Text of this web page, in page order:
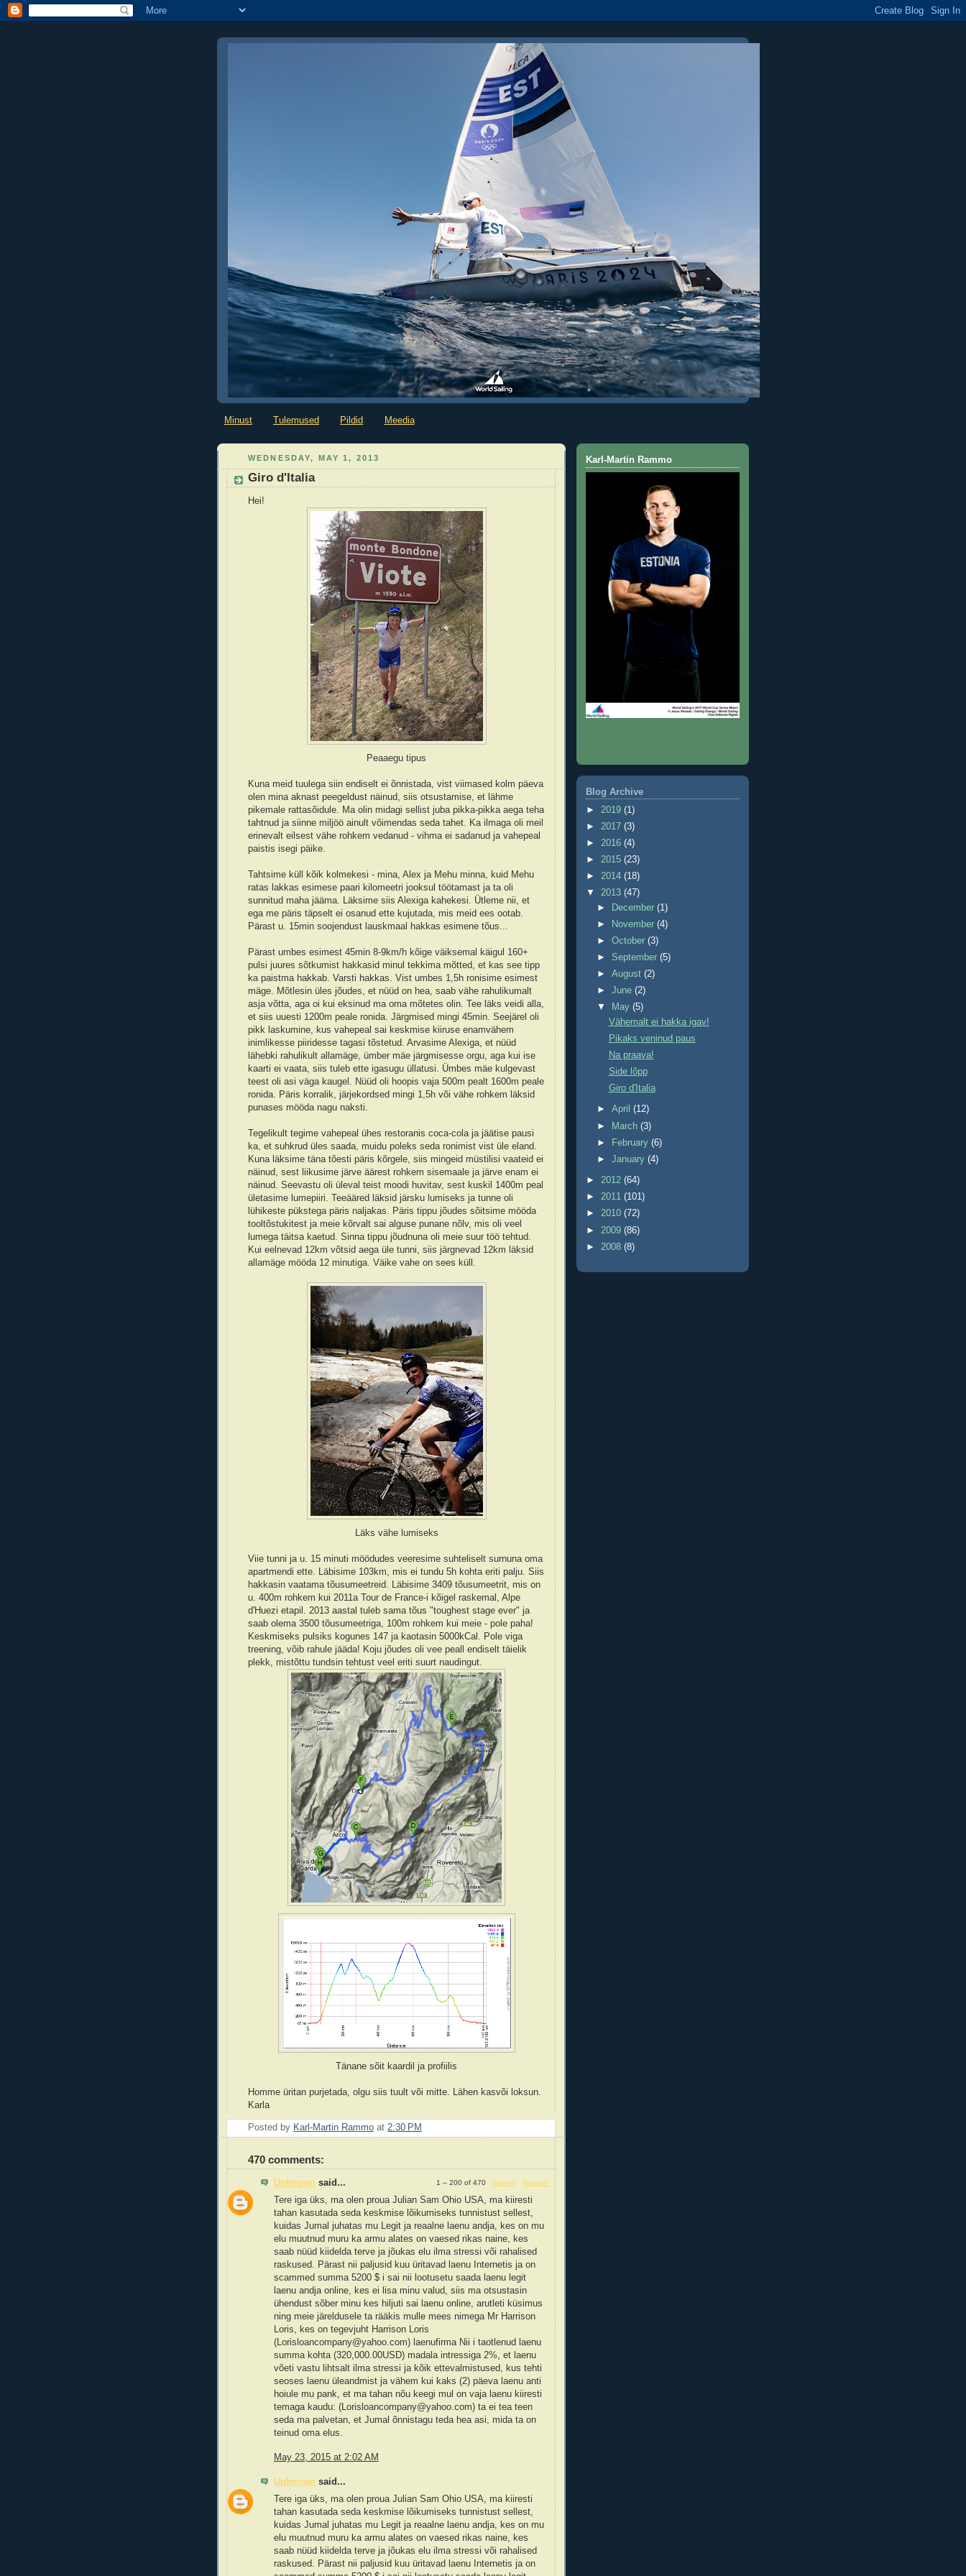
Minust Tulemused Pildid Meedia
WEDNESDAY, MAY 1, 2013
Giro d'Italia
Hei!
Peaaegu tipus
Kuna meid tuulega siin endiselt ei õnnistada, vist viimased kolm päeva
olen mina aknast peegeldust näinud, siis otsustamise, et lähme
pikemale rattasõidule. Ma olin midagi sellist juba pikka-pikka aega teha
tahtnud ja siinne miljöö ainult võimendas seda tahet. Ka ilmaga oli meil
erinevalt eilsest vähe rohkem vedanud - vihma ei sadanud ja vahepeal
paistis isegi päike.
Tahtsime küll kõik kolmekesi - mina, Alex ja Mehu minna, kuid Mehu
ratas lakkas esimese paari kilomeetri jooksul töötamast ja ta oli
sunnitud maha jääma. Läksime siis Alexiga kahekesi. Ütleme nii, et
ega me päris täpselt ei osanud ette kujutada, mis meid ees ootab.
Pärast u. 15min soojendust lauskmaal hakkas esimene tõus...
Pärast umbes esimest 45min 8-9km/h kõige väiksemal käigul 160+
pulsi juures sõtkumist hakkasid minul tekkima mõtted, et kas see tipp
ka paistma hakkab. Varsti hakkas. Vist umbes 1,5h ronisime esimest
mäge. Mõtlesin üles jõudes, et nüüd on hea, saab vähe rahulikumalt
asja võtta, aga oi kui eksinud ma oma mõtetes olin. Tee läks veidi alla,
et siis uuesti 1200m peale ronida. Järgmised mingi 45min. Seejärel oli
pikk laskumine, kus vahepeal sai keskmise kiiruse enamvähem
inimlikesse piiridesse tagasi tõstetud. Arvasime Alexiga, et nüüd
lähebki rahulikult allamäge, ümber mäe järgmisesse orgu, aga kui ise
kaarti ei vaata, siis tuleb ette igasugu üllatusi. Ümbes mäe kulgevast
teest oli asi väga kaugel. Nüüd oli hoopis vaja 500m pealt 1600m peale
ronida. Päris korralik, järjekordsed mingi 1,5h või vähe rohkem läksid
punases mööda nagu naksti.
Tegelikult tegime vahepeal ühes restoranis coca-cola ja jäätise pausi
ka, et suhkrud üles saada, muidu poleks seda ronimist vist üle eland.
Kuna läksime täna tõesti päris kõrgele, siis mingeid müstilisi vaateid ei
näinud, sest liikusime järve äärest rohkem sisemaale ja järve enam ei
näinud. Seevastu oli üleval teist moodi huvitav, sest kuskil 1400m peal
ületasime lumepiiri. Teeääred läksid järsku lumiseks ja tunne oli
lühikeste pükstega päris naljakas. Päris tippu jõudes sõitsime mööda
tooltõstukitest ja meie kõrvalt sai alguse punane nõlv, mis oli veel
lumega täitsa kaetud. Sinna tippu jõudnuna oli meie suur töö tehtud.
Kui eelnevad 12km võtsid aega üle tunni, siis järgnevad 12km läksid
allamäge mööda 12 minutiga. Väike vahe on sees küll.
Läks vähe lumiseks
Viie tunni ja u. 15 minuti möödudes veeresime suhteliselt surnuna oma
apartmendi ette. Läbisime 103km, mis ei tundu 5h kohta eriti palju. Siis
hakkasin vaatama tõusumeetreid. Läbisime 3409 tõusumeetrit, mis on
u. 400m rohkem kui 2011a Tour de France-i kõigel raskemal, Alpe
d'Huezi etapil. 2013 aastal tuleb sama tõus "toughest stage ever" ja
saab olema 3500 tõusumeetriga, 100m rohkem kui meie - pole paha!
Keskmiseks pulsiks kogunes 147 ja kaotasin 5000kCal. Pole viga
treening, võib rahule jääda! Koju jõudes oli vee peall endiselt täielik
plekk, mistõttu tundsin tehtust veel eriti suurt naudingut.
Tänane sõit kaardil ja profiilis
Homme üritan purjetada, olgu siis tuult või mitte. Lähen kasvõi loksun.
Karla
Posted by Karl-Martin Rammo at 2:30 PM
470 comments:
1 – 200 of 470 Newer› Newest»
Unknown said...
Tere iga üks, ma olen proua Julian Sam Ohio USA, ma kiiresti
tahan kasutada seda keskmise lõikumiseks tunnistust sellest,
kuidas Jumal juhatas mu Legit ja reaalne laenu andja, kes on mu
elu muutnud muru ka armu alates on vaesed rikas naine, kes
saab nüüd kiidelda terve ja jõukas elu ilma stressi või rahalised
raskused. Pärast nii paljusid kuu üritavad laenu Internetis ja on
scammed summa 5200 $ i sai nii lootusetu saada laenu legit
laenu andja online, kes ei lisa minu valud, siis ma otsustasin
ühendust sõber minu kes hiljuti sai laenu online, arutleti küsimus
ning meie järeldusele ta rääkis mulle mees nimega Mr Harrison
Loris, kes on tegevjuht Harrison Loris
(Lorisloancompany@yahoo.com) laenufirma Nii i taotlenud laenu
summa kohta (320,000.00USD) madala intressiga 2%, et laenu
võeti vastu lihtsalt ilma stressi ja kõik ettevalmistused, kus tehti
seoses laenu üleandmist ja vähem kui kaks (2) päeva laenu anti
hoiule mu pank, et ma tahan nõu keegi mul on vaja laenu kiiresti
temaga kaudu: (Lorisloancompany@yahoo.com) ta ei tea teen
seda ma palvetan, et Jumal õnnistagu teda hea asi, mida ta on
teinud oma elus.
May 23, 2015 at 2:02 AM
Unknown said...
Tere iga üks, ma olen proua Julian Sam Ohio USA, ma kiiresti
tahan kasutada seda keskmise lõikumiseks tunnistust sellest,
kuidas Jumal juhatas mu Legit ja reaalne laenu andja, kes on mu
elu muutnud muru ka armu alates on vaesed rikas naine, kes
saab nüüd kiidelda terve ja jõukas elu ilma stressi või rahalised
raskused. Pärast nii paljusid kuu üritavad laenu Internetis ja on
Karl-Martin Rammo
Blog Archive
► 2019 (1)
► 2017 (3)
► 2016 (4)
► 2015 (23)
► 2014 (18)
▼ 2013 (47)
►
December(1)
►
November(4)
►October(3)
► September(5)
►August(2)
►June(2)
▼
May(5)
Vähemalt ei hakka igav!
Pikaks veninud paus
Na praava!
Side lõpp
Giro d'Italia
►April(12)
►
March(3)
►
February(6)
►January(4)
► 2012 (64)
► 2011 (101)
► 2010 (72)
► 2009 (86)
► 2008 (8)